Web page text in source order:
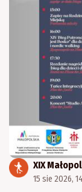
XIX
15 sie 2026,